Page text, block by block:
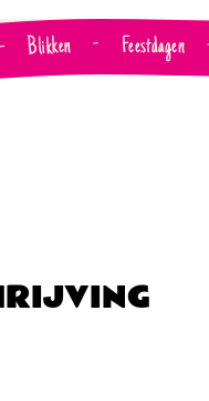
- Blikken - Feestdagen